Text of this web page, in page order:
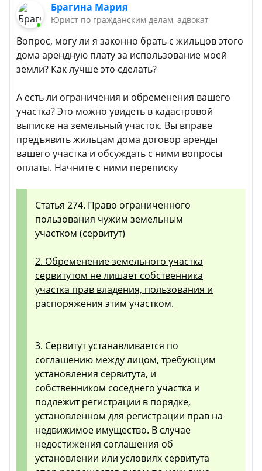
Брагина Мария
Юрист по гражданским делам, адвокат
Вопрос, могу ли я законно брать с жильцов этого
дома арендную плату за использование моей
земли? Как лучше это сделать?
А есть ли ограничения и обременения вашего
участка? Это можно увидеть в кадастровой
выписке на земельный участок. Вы вправе
предъявить жильцам дома договор аренды
вашего участка и обсуждать с ними вопросы
оплаты. Начните с ними переписку
Статья 274. Право ограниченного
пользования чужим земельным
участком (сервитут)
2. Обременение земельного участка
сервитутом не лишает собственника
участка прав владения, пользования и
распоряжения этим участком.
3. Сервитут устанавливается по
соглашению между лицом, требующим
установления сервитута, и
собственником соседнего участка и
подлежит регистрации в порядке,
установленном для регистрации прав на
недвижимое имущество. В случае
недостижения соглашения об
установлении или условиях сервитута